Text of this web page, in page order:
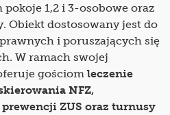
1,2 i 3-osobowe oraz
Obiekt dostosowany jest do
i poruszających się
W ramach swojej
gościom leczenie
NFZ,
ZUS oraz turnusy